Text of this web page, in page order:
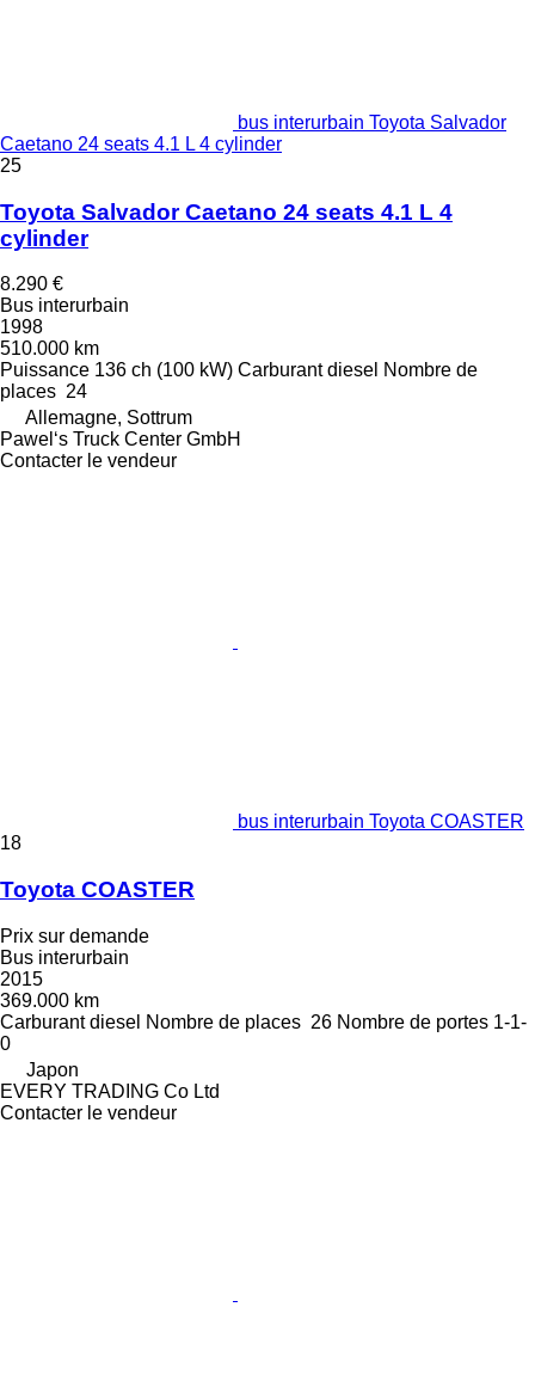
bus interurbain Toyota Salvador
Caetano 24 seats 4.1 L 4 cylinder
25
Toyota Salvador Caetano 24 seats 4.1 L 4
cylinder
8.290 €
Bus interurbain
1998
510.000 km
Puissance 136 ch (100 kW) Carburant diesel Nombre de
places 24
Allemagne, Sottrum
Pawel‘s Truck Center GmbH
Contacter le vendeur
bus interurbain Toyota COASTER
18
Toyota COASTER
Prix sur demande
Bus interurbain
2015
369.000 km
Carburant diesel Nombre de places 26 Nombre de portes 1-1-
0
Japon
EVERY TRADING Co Ltd
Contacter le vendeur